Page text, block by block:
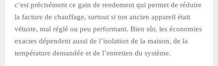
c’est précisément ce gain de rendement qui permet de réduire
la facture de chauffage, surtout si ton ancien appareil était
vétuste, mal réglé ou peu performant. Bien sûr, les économies
exactes dépendent aussi de l’isolation de la maison, de la
température demandée et de l’entretien du système.